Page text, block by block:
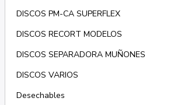
DISCOS PM-CA SUPERFLEX
DISCOS RECORT MODELOS
DISCOS SEPARADORA MUÑONES
DISCOS VARIOS
Desechables